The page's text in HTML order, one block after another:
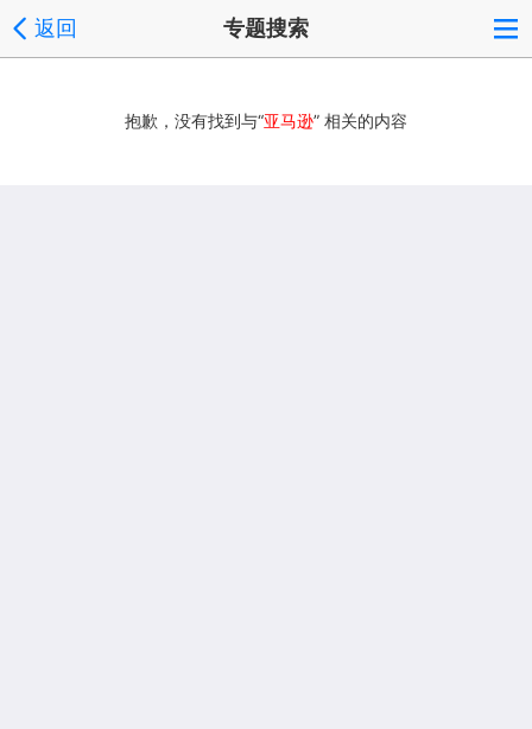
返回 专题搜索
抱歉，没有找到与“亚马逊” 相关的内容